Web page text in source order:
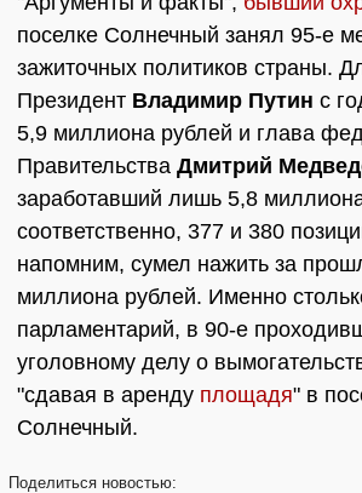
поселке Солнечный занял 95-е
зажиточных политиков страны.
Президент Владимир Путин с
5,9 миллиона рублей и глава
Правительства Дмитрий
заработавший лишь 5,8
соответственно, 377 и 380
напомним, сумел нажить за
миллиона рублей. Именно
парламентарий, в 90-е
уголовному делу о
"сдавая в аренду площадя" в
Солнечный.
Поделиться новостью: